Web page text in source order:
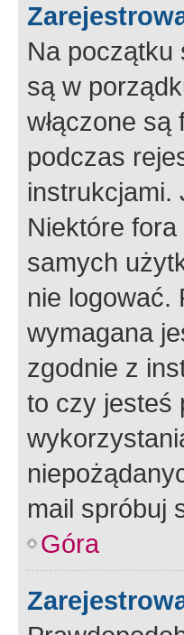
Na początku
są w
włączone
podczas
instrukcjami.
Niektóre
samych
nie logować.
wymagana
zgodnie z
to czy jesteś
mail spróbuj
Góra